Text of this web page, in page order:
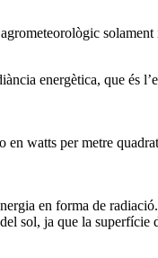
energètica, que és
watts per metre
en forma de
sol, ja que la superfície